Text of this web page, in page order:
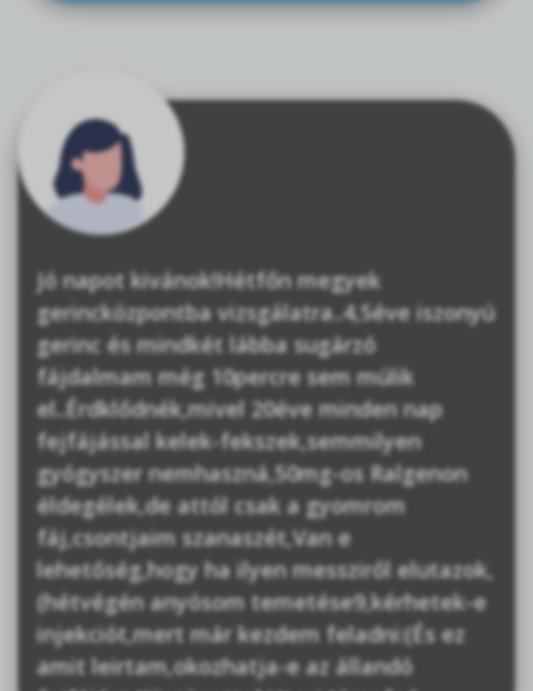
Jó napot kivánok!Hétfőn megyek
gerincközpontba vizsgálatra..4,5éve iszonyú
gerinc és mindkét lábba sugárzó
fájdalmam még 10percre sem múlik
el..Érdklődnék,mivel 20éve minden nap
fejfájással kelek-fekszek,semmilyen
gyógyszer nemhaszná,50mg-os Ralgenon
éldegélek,de attól csak a gyomrom
fáj,csontjaim szanaszét,Van e
lehetőség,hogy ha ilyen messziről elutazok,
(hétvégén anyósom temetése9,kérhetek-e
injekciót,mert már kezdem feladni:(És ez
amit leirtam,okozhatja-e az állandó